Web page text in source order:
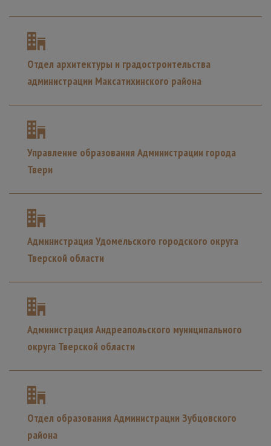
Отдел архитектуры и градостроительства
администрации Максатихинского района
Управление образования Администрации города
Твери
Администрация Удомельского городского округа
Тверской области
Администрация Андреапольского муниципального
округа Тверской области
Отдел образования Администрации Зубцовского
района